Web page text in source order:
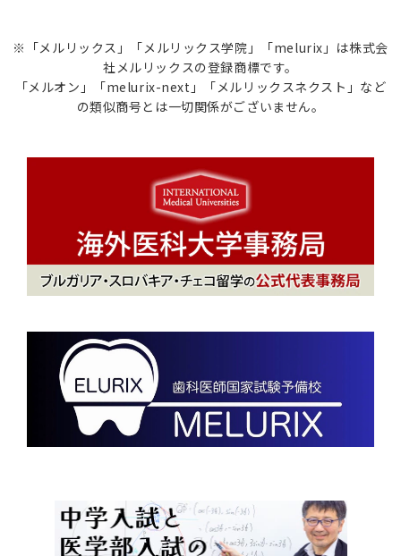
※「メルリックス」「メルリックス学院」「melurix」は株式会
社メルリックスの登録商標です。
「メルオン」「melurix-next」「メルリックスネクスト」など
の類似商号とは一切関係がございません。